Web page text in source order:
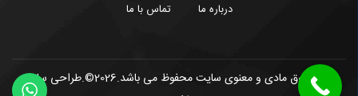
درباره ما
تماس با ما
کلیه حقوق مادی و معنوی سایت محفوظ می باشد.2026©.طراحی سایت